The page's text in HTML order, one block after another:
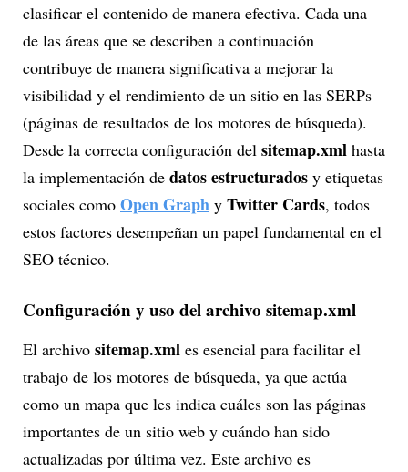
clasificar el contenido de manera efectiva. Cada una
de las áreas que se describen a continuación
contribuye de manera significativa a mejorar la
visibilidad y el rendimiento de un sitio en las SERPs
(páginas de resultados de los motores de búsqueda).
Desde la correcta configuración del sitemap.xml hasta
la implementación de datos estructurados y etiquetas
sociales como Open Graph y Twitter Cards, todos
estos factores desempeñan un papel fundamental en el
SEO técnico.
Configuración y uso del archivo sitemap.xml
El archivo sitemap.xml es esencial para facilitar el
trabajo de los motores de búsqueda, ya que actúa
como un mapa que les indica cuáles son las páginas
importantes de un sitio web y cuándo han sido
actualizadas por última vez. Este archivo es